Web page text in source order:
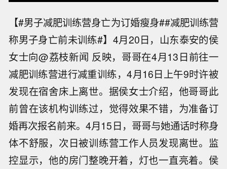
【#男子减肥训练营身亡为订婚瘦身##减肥训练营
称男子身亡前未训练#】4月20日，山东泰安的侯
女士向@荔枝新闻 反映，哥哥在4月13日前往一
减肥训练营进行减重训练，4月16日上午9时许被
发现在宿舍床上离世。据侯女士介绍，他哥哥此
前曾在该机构训练过，觉得效果不错，为准备订
婚再次报名前来。4月15日，哥哥与她通话时称身
体不舒服，次日被训练营工作人员发现离世。监
控显示，他的房门整晚开着，灯也一直亮着。侯